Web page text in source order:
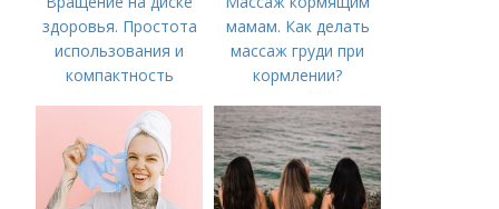
здоровья. Простота
использования и
компактность
мамам. Как делать
массаж груди при
кормлении?